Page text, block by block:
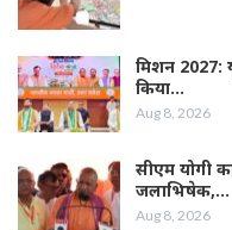
मिशन 2027:
किया…
Aug 8, 2026
सीएम योगी
जलाभिषेक,…
Aug 8, 2026